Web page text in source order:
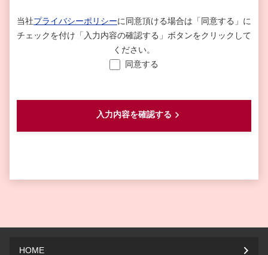
当社プライバシーポリシーに同意頂ける場合は 「同意する」に
チェックを付け「入力内容の確認する」ボタンをクリックして
ください。
同意する
HOME